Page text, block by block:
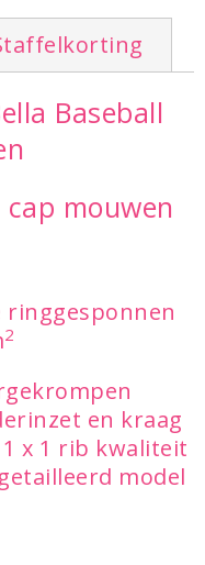
Baseball
mouwen
ringgesponnen
2
en kraag
x 1 rib kwaliteit
model